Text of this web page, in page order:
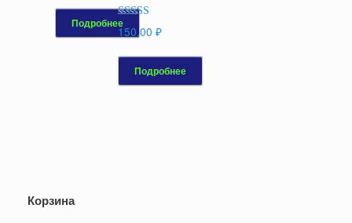
ПодробнееОценка
5.00
150,00 ₽
Подробнее
Корзина